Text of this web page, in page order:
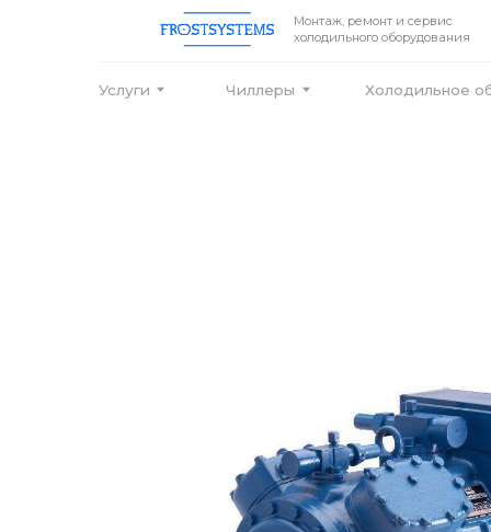
Монтаж, ремонт и сервис
холодильного оборудования